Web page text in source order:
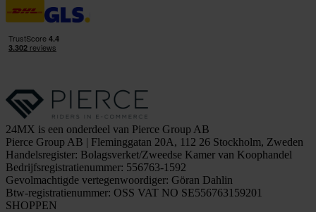
24MX is een onderdeel van Pierce Group AB
Pierce Group AB | Fleminggatan 20A, 112 26 Stockholm, Zweden
Handelsregister: Bolagsverket/Zweedse Kamer van Koophandel
Bedrijfsregistratienummer: 556763-1592
Gevolmachtigde vertegenwoordiger: Göran Dahlin
Btw-registratienummer: OSS VAT NO SE556763159201
SHOPPEN